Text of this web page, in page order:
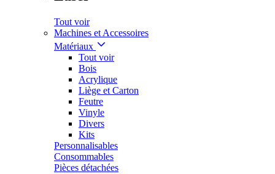
Tout voir
Machines et Accessoires
Matériaux
Tout voir
Bois
Acrylique
Liège et Carton
Feutre
Vinyle
Divers
Kits
Personnalisables
Consommables
Pièces détachées